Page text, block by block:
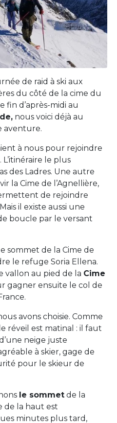
de raid à ski aux
du côté de la cime du
fin d’après-midi au
nous voici déjà au
aventure.
à nous pour rejoindre
le plus
des Ladres. Une autre
la Cime de l’Agnellière,
de rejoindre
il existe aussi une
boucle par le versant
sommet de la Cime de
le refuge Soria Ellena.
vallon au pied de la Cime
gagner ensuite le col de
avons choisie. Comme
réveil est matinal : il faut
neige juste
à skier, gage de
pour le skieur de
le sommet de la
de la haut est
minutes plus tard,